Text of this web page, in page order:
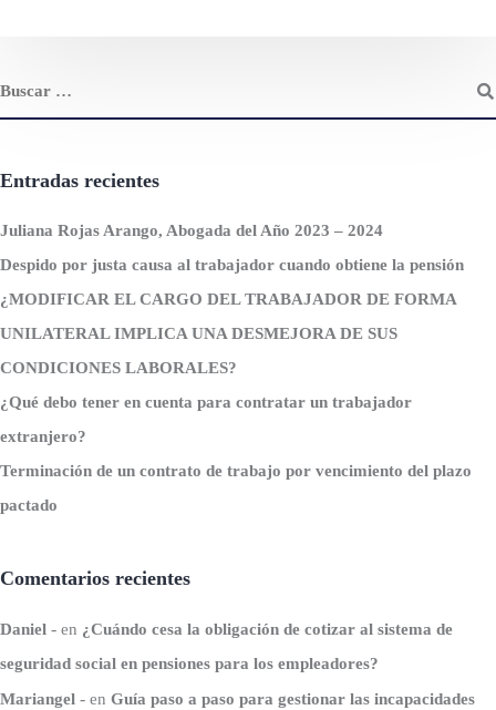
Entradas recientes
Juliana Rojas Arango, Abogada del Año 2023 – 2024
Despido por justa causa al trabajador cuando obtiene la pensión
¿MODIFICAR EL CARGO DEL TRABAJADOR DE FORMA
UNILATERAL IMPLICA UNA DESMEJORA DE SUS
CONDICIONES LABORALES?
¿Qué debo tener en cuenta para contratar un trabajador
extranjero?
Terminación de un contrato de trabajo por vencimiento del plazo
pactado
Comentarios recientes
Daniel en ¿Cuándo cesa la obligación de cotizar al sistema de
seguridad social en pensiones para los empleadores?
Mariangel
en Guía paso a paso para gestionar las incapacidades